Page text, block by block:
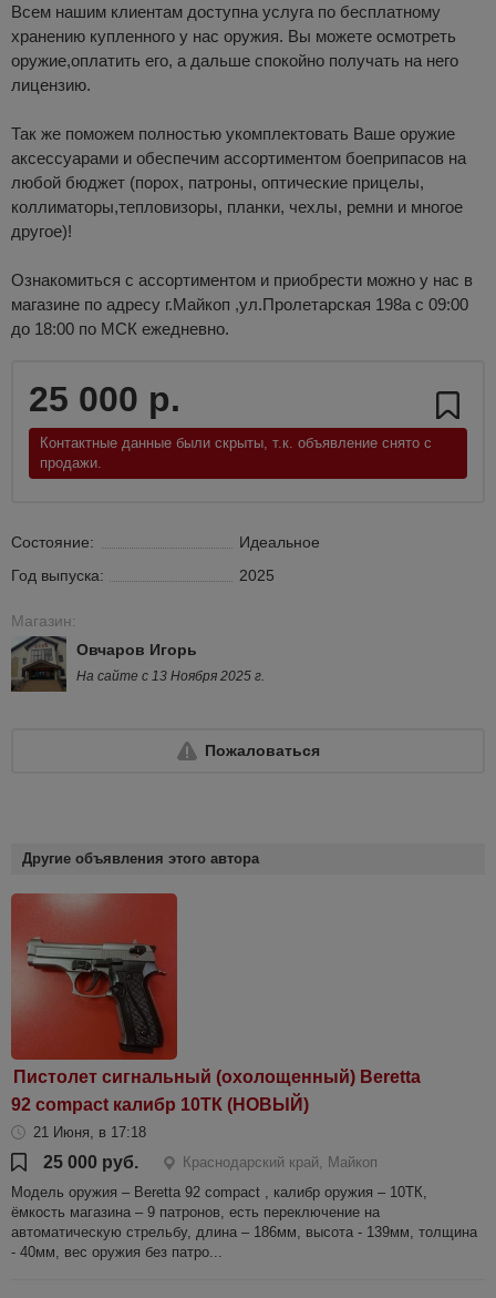
Всем нашим клиентам доступна услуга по бесплатному
хранению купленного у нас оружия. Вы можете осмотреть
оружие,оплатить его, а дальше спокойно получать на него
лицензию.
Так же поможем полностью укомплектовать Ваше оружие
аксессуарами и обеспечим ассортиментом боеприпасов на
любой бюджет (порох, патроны, оптические прицелы,
коллиматоры,тепловизоры, планки, чехлы, ремни и многое
другое)!
Ознакомиться с ассортиментом и приобрести можно у нас в
магазине по адресу г.Майкоп ,ул.Пролетарская 198а с 09:00
до 18:00 по МСК ежедневно.
25 000 р.
Контактные данные были скрыты, т.к. объявление снято с
продажи.
Состояние:
Идеальное
Год выпуска:
2025
Магазин:
Овчаров Игорь
На сайте с 13 Ноября 2025 г.
Пожаловаться
Другие объявления этого автора
Пистолет сигнальный (охолощенный) Beretta
92 compact калибр 10ТК (НОВЫЙ)
21 Июня, в 17:18
25 000 руб.
Краснодарский край, Майкоп
Модель оружия – Beretta 92 compact , калибр оружия – 10ТК,
ёмкость магазина – 9 патронов, есть переключение на
автоматическую стрельбу, длина – 186мм, высота - 139мм, толщина
- 40мм, вес оружия без патро...